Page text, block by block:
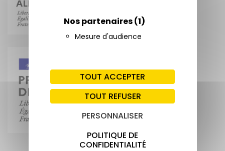
Nos partenaires(1)
Mesure d'audience
TOUT ACCEPTER
TOUT REFUSER
PERSONNALISER
POLITIQUE DE
CONFIDENTIALITÉ